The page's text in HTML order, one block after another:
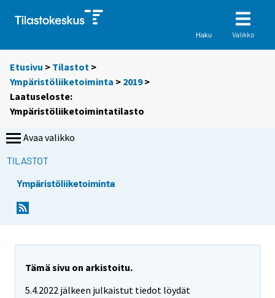
Haku Valikko
Etusivu > Tilastot >
Ympäristöliiketoiminta > 2019>
Laatuseloste:
Ympäristöliiketoimintatilasto
Avaa valikko
TILASTOT
Ympäristöliiketoiminta
Tämä sivu on arkistoitu.
5.4.2022 jälkeen julkaistut tiedot löydät